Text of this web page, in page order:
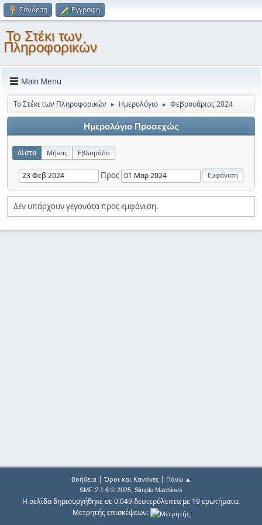
Σύνδεση Εγγραφή
Το Στέκι των
Πληροφορικών
Main Menu
Το Στέκι των Πληροφορικών ► Ημερολόγιο ► Φεβρουάριος 2024
Ημερολόγιο Προσεχώς
Λίστα Μήνας Εβδομάδα
Προς
Δεν υπάρχουν γεγονότα προς εμφάνιση.
Βοήθεια| Όροι και Κανόνες| Πάνω ▲
SMF 2.1.6 © 2025, Simple Machines
Η σελίδα δημιουργήθηκε σε 0.049 δευτερόλεπτα με 19 ερωτήματα.
Μετρητής επισκέψεων: